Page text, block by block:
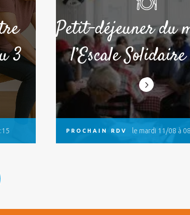
3
Petit-déjeuner du
l’Escale
PROCHAIN RDV le mardi 11/08 à